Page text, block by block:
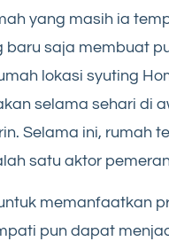
yang masih ia
baru saja membuat
lokasi syuting
selama sehari di
Selama ini, rumah
satu aktor
memanfaatkan
pun dapat